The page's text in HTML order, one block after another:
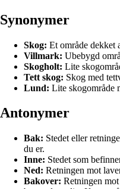
Synonymer
Skog: Et område dekket
Villmark: Ubebygd
Skogholt: Lite
Tett skog: Skog med
Lund: Lite skogområde
Antonymer
Bak: Stedet eller
du er.
Inne: Stedet som
Ned: Retningen mot
Bakover: Retningen